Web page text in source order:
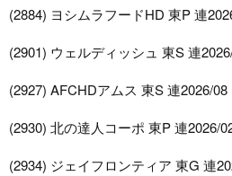
(2884) ヨシムラフードHD 東P 連
(2901) ウェルディッシュ 東S 連
(2927) AFCHDアムス 東S 連2026/08
(2930) 北の達人コーポ 東P 連2026/
(2934) ジェイフロンティア 東G 連